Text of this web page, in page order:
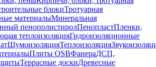
блокиТротуарная
материалыМинеральная
пенополистиролПенопластПленки,
теплоизоляцияГидроизоляционные
ШумоизоляцияТеплоизоляция
Плиты OSBФанераДСП,
щитыТеррасные доскиДревесные